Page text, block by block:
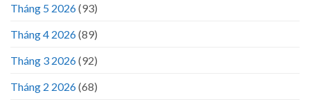
Tháng 5 2026(93)
Tháng 4 2026(89)
Tháng 3 2026(92)
Tháng 2 2026(68)